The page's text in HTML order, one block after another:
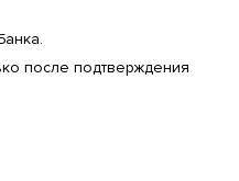
после подтверждения